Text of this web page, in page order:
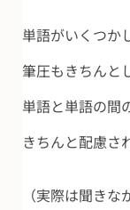
単語がいくつか
筆圧もきちんと
単語と単語の間
きちんと配慮さ
（実際は聞きな